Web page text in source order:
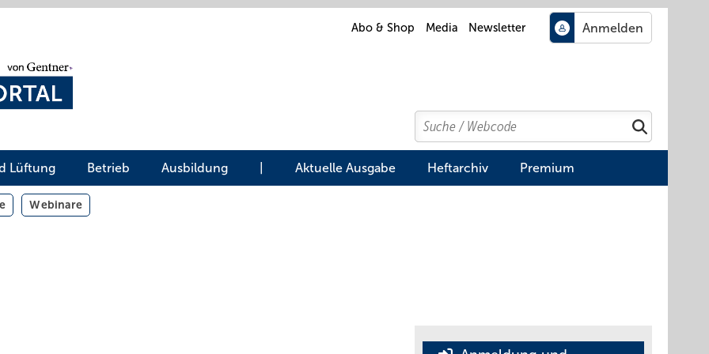
Abo & Shop Media Newsletter
Search
Suchen
Lüftung Betrieb Ausbildung Aktuelle Ausgabe Heftarchiv Premium
Webinare